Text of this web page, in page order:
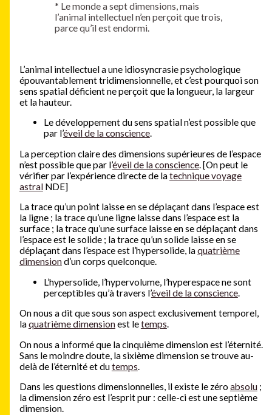
* Le monde a sept dimensions, mais
l’animal intellectuel n’en perçoit que trois,
parce qu’il est endormi.
L’animal intellectuel a une idiosyncrasie psychologique
épouvantablement tridimensionnelle, et c’est pourquoi son
sens spatial déficient ne perçoit que la longueur, la largeur
et la hauteur.
Le développement du sens spatial n’est possible que
par l’éveil de la conscience.
La perception claire des dimensions supérieures de l’espace
n’est possible que par l’éveil de la conscience. [On peut le
vérifier par l’expérience directe de latechnique voyage
astralNDE]
La trace qu’un point laisse en se déplaçant dans l’espace est
la ligne ; la trace qu’une ligne laisse dans l’espace est la
surface ; la trace qu’une surface laisse en se déplaçant dans
l’espace est le solide ; la trace qu’un solide laisse en se
déplaçant dans l’espace est l’hypersolide, laquatrième
dimensiond’un corps quelconque.
L’hypersolide, l’hypervolume, l’hyperespace ne sont
perceptibles qu’à travers l’éveil de la conscience.
On nous a dit que sous son aspect exclusivement temporel,
laquatrième dimensionest letemps.
On nous a informé que la cinquième dimension est l’éternité.
Sans le moindre doute, la sixième dimension se trouve au-
delà de l’éternité et dutemps.
Dans les questions dimensionnelles, il existe le zéro absolu;
la dimension zéro est l’esprit pur : celle-ci est une septième
dimension.